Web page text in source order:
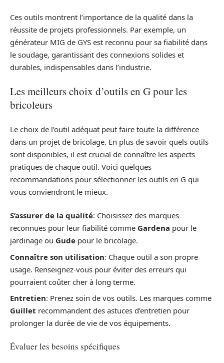
Ces outils montrent l’importance de la qualité dans la
réussite de projets professionnels. Par exemple, un
générateur MIG de GYS est reconnu pour sa fiabilité dans
le soudage, garantissant des connexions solides et
durables, indispensables dans l’industrie.
Les meilleurs choix d’outils en G pour les
bricoleurs
Le choix de l’outil adéquat peut faire toute la différence
dans un projet de bricolage. En plus de savoir quels outils
sont disponibles, il est crucial de connaître les aspects
pratiques de chaque outil. Voici quelques
recommandations pour sélectionner les outils en G qui
vous conviendront le mieux.
S’assurer de la qualité: Choisissez des marques
reconnues pour leur fiabilité comme Gardena pour le
jardinage ou Gude pour le bricolage.
Connaître son utilisation: Chaque outil a son propre
usage. Renseignez-vous pour éviter des erreurs qui
pourraient coûter cher à long terme.
Entretien: Prenez soin de vos outils. Les marques comme
Guillet recommandent des astuces d’entretien pour
prolonger la durée de vie de vos équipements.
Évaluer les besoins spécifiques